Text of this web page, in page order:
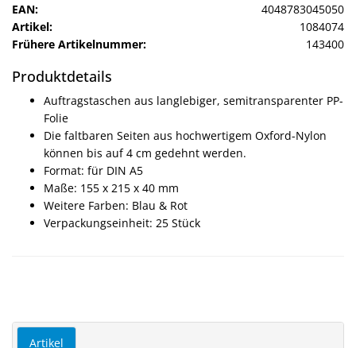
EAN:
4048783045050
Artikel:
1084074
Frühere Artikelnummer:
143400
Produktdetails
Auftragstaschen aus langlebiger, semitransparenter PP-
Folie
Die faltbaren Seiten aus hochwertigem Oxford-Nylon
können bis auf 4 cm gedehnt werden.
Format: für DIN A5
Maße: 155 x 215 x 40 mm
Weitere Farben: Blau & Rot
Verpackungseinheit: 25 Stück
Artikel